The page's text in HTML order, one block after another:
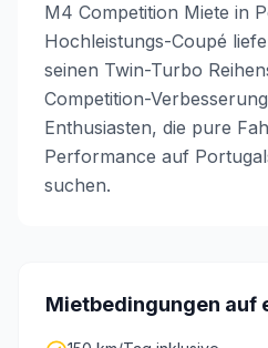
M4 Competition Miete in
Hochleistungs-Coupé
seinen Twin-Turbo
Competition-
Enthusiasten, die pure
Performance auf
suchen.
Mietbedingungen auf